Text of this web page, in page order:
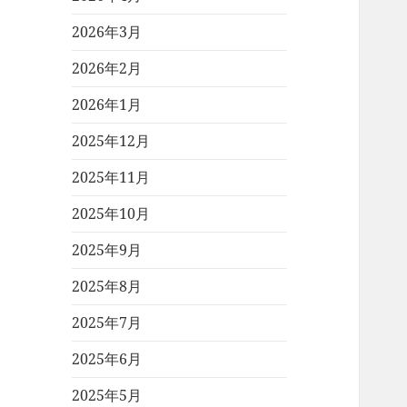
2026年3月
2026年2月
2026年1月
2025年12月
2025年11月
2025年10月
2025年9月
2025年8月
2025年7月
2025年6月
2025年5月